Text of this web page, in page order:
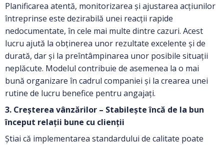
Planificarea atentă, monitorizarea și ajustarea acțiunilor
întreprinse este dezirabilă unei reacții rapide
nedocumentate, în cele mai multe dintre cazuri. Acest
lucru ajută la obținerea unor rezultate excelente și de
durată, dar și la preîntâmpinarea unor posibile situații
neplăcute. Modelul contribuie de asemenea la o mai
bună organizare în cadrul companiei și la crearea unei
rutine de lucru benefice pentru angajați.
3. Creșterea vânzărilor – Stabilește încă de la bun
început relații bune cu clienții
Știai că implementarea standardului de calitate poate